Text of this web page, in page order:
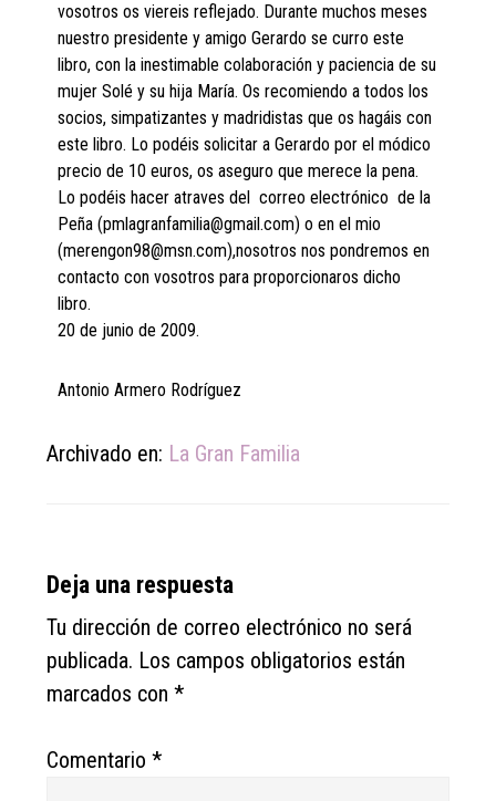
vosotros os viereis reflejado. Durante muchos meses
nuestro presidente y amigo Gerardo se curro este
libro, con la inestimable colaboración y paciencia de su
mujer Solé y su hija María. Os recomiendo a todos los
socios, simpatizantes y madridistas que os hagáis con
este libro. Lo podéis solicitar a Gerardo por el módico
precio de 10 euros, os aseguro que merece la pena.
Lo podéis hacer atraves del correo electrónico de la
Peña (pmlagranfamilia@gmail.com) o en el mio
(merengon98@msn.com),nosotros nos pondremos en
contacto con vosotros para proporcionaros dicho
libro.
20 de junio de 2009.
Antonio Armero Rodríguez
Archivado en: La Gran Familia
Reader
Interactions
Deja una respuesta
Tu dirección de correo electrónico no será
publicada. Los campos obligatorios están
marcados con*
Comentario*